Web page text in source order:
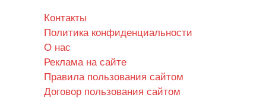
Контакты
Политика конфиденциальности
О нас
Реклама на сайте
Правила пользования сайтом
Договор пользования сайтом